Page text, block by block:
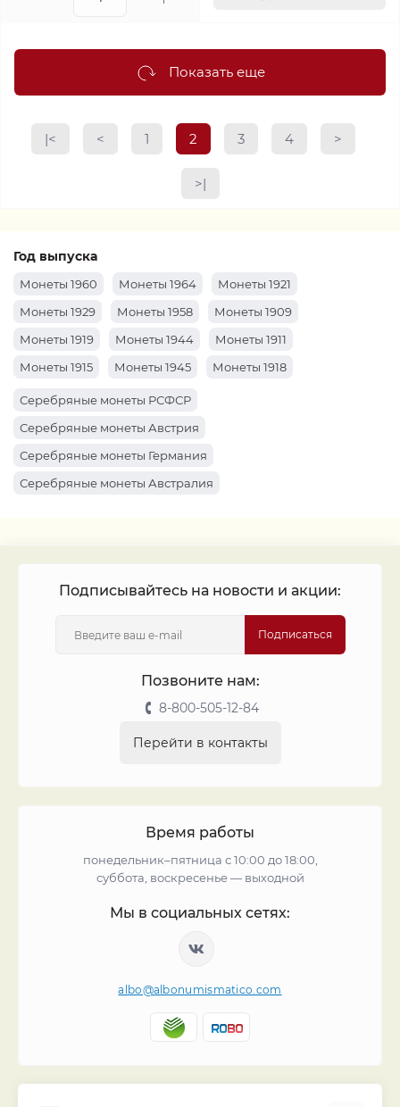
Показать еще
|< < 1 2 3 4 >
>|
Год выпуска
Монеты 1960 Монеты 1964
Монеты 1921
Монеты 1929
Монеты 1958
Монеты 1909
Монеты 1919
Монеты 1944
Монеты 1911
Монеты 1915
Монеты 1945
Монеты 1918
Монеты 1941
Монеты 1914
Монеты 1959
Монеты 1904
Монеты 1961
Монеты 1934
Монеты 1922
Монеты 1963
Серебряные монеты РСФСР
Серебряные монеты Австрия
Серебряные монеты Германия
Серебряные монеты Австралия
Подписывайтесь на новости и акции:
Подписаться
Позвоните нам:
8-800-505-12-84
Перейти в контакты
Время работы
понедельник–пятница с 10:00 до 18:00,
суббота, воскресенье — выходной
Мы в социальных сетях:
albo@albonumismatico.com